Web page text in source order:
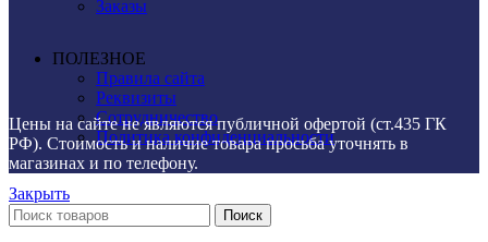
Заказы
ПОЛЕЗНОЕ
Правила сайта
Реквизиты
Сотрудничество
Политика конфиденциальности
Цены на сайте не являются публичной офертой (ст.435 ГК
РФ). Стоимость и наличие товара просьба уточнять в
магазинах и по телефону.
Закрыть
Поиск